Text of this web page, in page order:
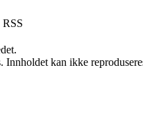
RSS
kan ikke